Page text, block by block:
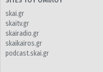
skai.gr
skaitv.gr
skairadio.gr
skaikairos.gr
podcast.skai.gr